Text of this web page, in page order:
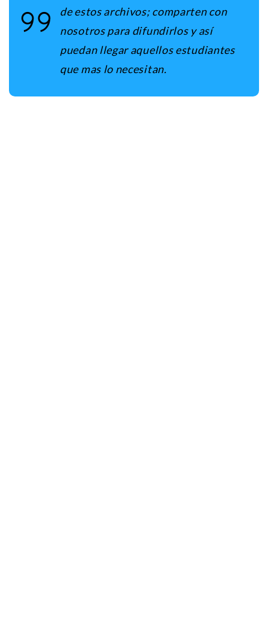
de estos archivos; comparten con
nosotros para difundirlos y así
puedan llegar aquellos estudiantes
que mas lo necesitan.